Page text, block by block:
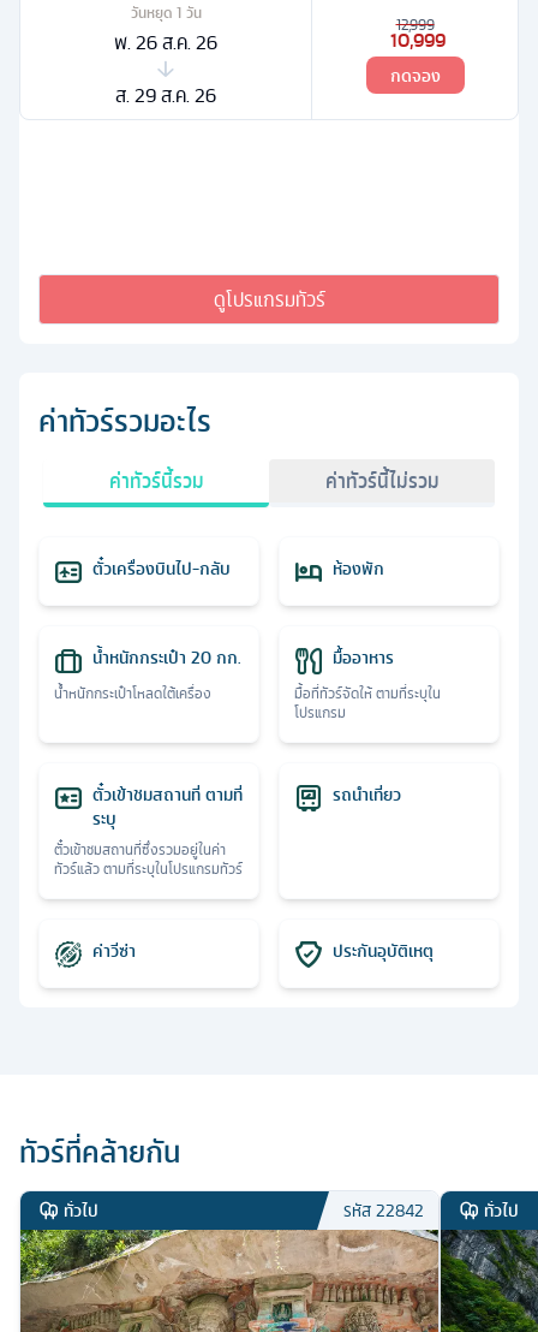
วันหยุด 1 วัน
พ. 26 ส.ค. 26
ส. 29 ส.ค. 26
12,999
10,999
กดจอง
ดูโปรแกรมทัวร์
ค่าทัวร์รวมอะไร
ค่าทัวร์นี้รวม ค่าทัวร์นี้ไม่รวม
ตั๋วเครื่องบินไป-กลับ ห้องพัก
น้ำหนักกระเป๋า 20 กก.
น้ำหนักกระเป๋าโหลดใต้เครื่อง
มื้ออาหาร
มื้อที่ทัวร์จัดให้ ตามที่ระบุใน
โปรแกรม
ตั๋วเข้าชมสถานที่ ตามที่
ระบุ
ตั๋วเข้าชมสถานที่ซึ่งรวมอยู่ในค่า
ทัวร์แล้ว ตามที่ระบุในโปรแกรมทัวร์
รถนำเที่ยว
ค่าวีซ่า ประกันอุบัติเหตุ
ทัวร์ที่คล้ายกัน
ทั่วไป รหัส22842 ทั่วไป